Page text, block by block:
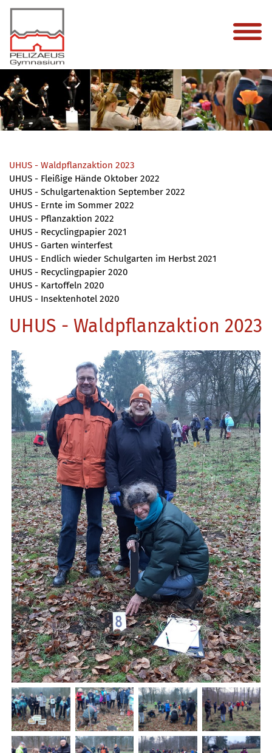
UHUS - Waldpflanzaktion 2023
UHUS - Fleißige Hände Oktober 2022
UHUS - Schulgartenaktion September 2022
UHUS - Ernte im Sommer 2022
UHUS - Pflanzaktion 2022
UHUS - Recyclingpapier 2021
UHUS - Garten winterfest
UHUS - Endlich wieder Schulgarten im Herbst 2021
UHUS - Recyclingpapier 2020
UHUS - Kartoffeln 2020
UHUS - Insektenhotel 2020
UHUS - Waldpflanzaktion 2023